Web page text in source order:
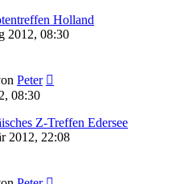
Holland
2012, 08:30
Peter
08:30
Z-Treffen Edersee
2012, 22:08